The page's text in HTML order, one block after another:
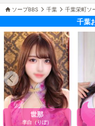
ソープBBS 千葉 千葉栄町ソ
千葉
世那
李白（りぽ）